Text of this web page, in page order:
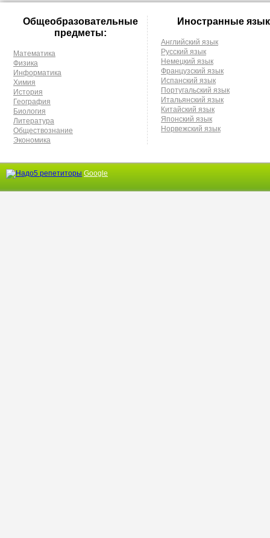
Общеобразовательные
предметы:
Математика
Физика
Информатика
Химия
История
География
Биология
Литература
Обществознание
Экономика
Иностранные
Английский язык
Русский язык
Немецкий язык
Французский язык
Испанский язык
Португальский язык
Итальянский язык
Китайский язык
Японский язык
Норвежский язык
Google